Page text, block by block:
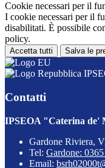
Cookie necessari per il
I cookie necessari per il
disabilitati. È possibile
policy.
Accetta tutti Salva le
Contatti
IPSEOA "Caterina de'
Gardone Riviera,
Tel: Gardone:
Email: